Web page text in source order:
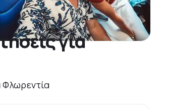
για
Φλωρεντία